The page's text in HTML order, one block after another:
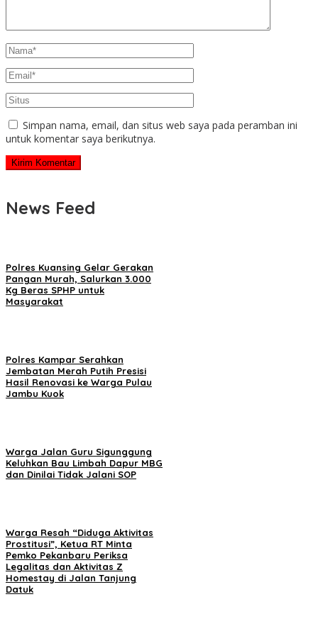
Simpan nama, email, dan situs web saya pada peramban ini
untuk komentar saya berikutnya.
News Feed
Polres Kuansing Gelar Gerakan
Pangan Murah, Salurkan 3.000
Kg Beras SPHP untuk
Masyarakat
Polres Kampar Serahkan
Jembatan Merah Putih Presisi
Hasil Renovasi ke Warga Pulau
Jambu Kuok
Warga Jalan Guru Sigunggung
Keluhkan Bau Limbah Dapur MBG
dan Dinilai Tidak Jalani SOP
Warga Resah “Diduga Aktivitas
Prostitusi”, Ketua RT Minta
Pemko Pekanbaru Periksa
Legalitas dan Aktivitas Z
Homestay di Jalan Tanjung
Datuk